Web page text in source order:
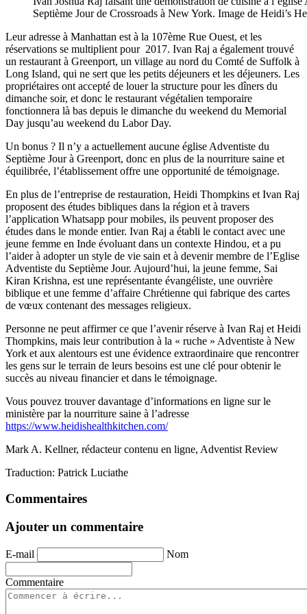
Septième Jour de Crossroads à New York. Image de Heidi’s
Leur adresse à Manhattan est à la 107ème Rue Ouest, et les
réservations se multiplient pour 2017. Ivan Raj a également trouvé
un restaurant à Greenport, un village au nord du Comté de Suffolk à
Long Island, qui ne sert que les petits déjeuners et les déjeuners. Les
propriétaires ont accepté de louer la structure pour les dîners du
dimanche soir, et donc le restaurant végétalien temporaire
fonctionnera là bas depuis le dimanche du weekend du Memorial
Day jusqu’au weekend du Labor Day.
Un bonus ? Il n’y a actuellement aucune église Adventiste du
Septième Jour à Greenport, donc en plus de la nourriture saine et
équilibrée, l’établissement offre une opportunité de témoignage.
En plus de l’entreprise de restauration, Heidi Thompkins et Ivan Raj
proposent des études bibliques dans la région et à travers
l’application Whatsapp pour mobiles, ils peuvent proposer des
études dans le monde entier. Ivan Raj a établi le contact avec une
jeune femme en Inde évoluant dans un contexte Hindou, et a pu
l’aider à adopter un style de vie sain et à devenir membre de l’Eglise
Adventiste du Septième Jour. Aujourd’hui, la jeune femme, Sai
Kiran Krishna, est une représentante évangéliste, une ouvrière
biblique et une femme d’affaire Chrétienne qui fabrique des cartes
de vœux contenant des messages religieux.
Personne ne peut affirmer ce que l’avenir réserve à Ivan Raj et Heidi
Thompkins, mais leur contribution à la « ruche » Adventiste à New
York et aux alentours est une évidence extraordinaire que rencontrer
les gens sur le terrain de leurs besoins est une clé pour obtenir le
succès au niveau financier et dans le témoignage.
Vous pouvez trouver davantage d’informations en ligne sur le
ministère par la nourriture saine à l’adresse
https://www.heidishealthkitchen.com/
Mark A. Kellner, rédacteur contenu en ligne, Adventist Review
Traduction: Patrick Luciathe
Commentaires
Ajouter un commentaire
E-mail Nom
Commentaire